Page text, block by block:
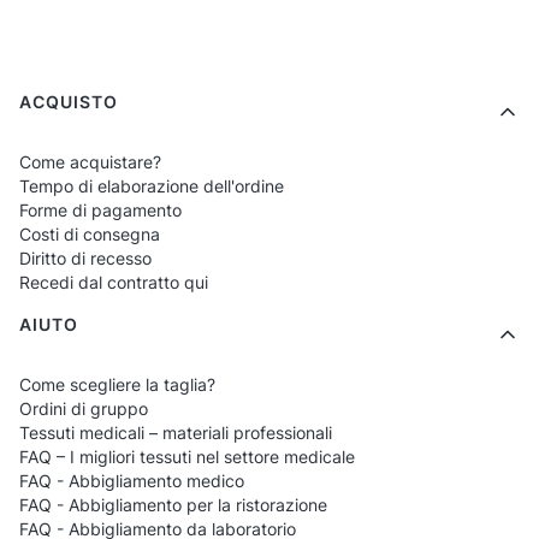
stili e caratteristiche del lavoro nel settore
della HoReCa:
T-shirt aderenti
ideali per cameriere e hostess.
T-shirt classici
– ottimi per bar, gelaterie
T-shirt in tessuto elasticizzato
garantiscono pieno comfort durante il
lavoro in movimento.
T-shirt premium– ideali per locali che si
Menu a piè di pagina
ACQUISTO
Come acquistare?
Tempo di elaborazione dell'ordine
Forme di pagamento
Costi di consegna
Diritto di recesso
Recedi dal contratto qui
AIUTO
Come scegliere la taglia?
Ordini di gruppo
Tessuti medicali – materiali professionali
FAQ – I migliori tessuti nel settore medicale
FAQ - Abbigliamento medico
FAQ - Abbigliamento per la ristorazione
FAQ - Abbigliamento da laboratorio